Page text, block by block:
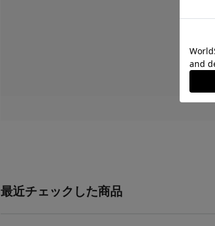
最近チェックした商品